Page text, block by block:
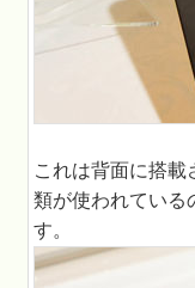
これは背面に搭
類が使われている
す。